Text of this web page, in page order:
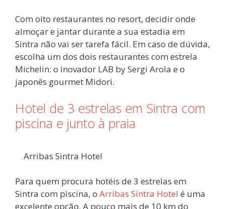
Com oito restaurantes no resort, decidir onde
almoçar e jantar durante a sua estadia em
Sintra não vai ser tarefa fácil. Em caso de dúvida,
escolha um dos dois restaurantes com estrela
Michelin: o inovador LAB by Sergi Arola e o
japonês gourmet Midori.
Hotel de 3 estrelas em Sintra com
piscina e junto à praia
Arribas Sintra Hotel
Para quem procura hotéis de 3 estrelas em
Sintra com piscina, o Arribas Sintra Hotel é uma
excelente opção. A pouco mais de 10 km do